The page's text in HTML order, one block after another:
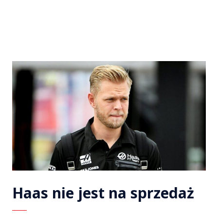
Haas nie jest na sprzedaż